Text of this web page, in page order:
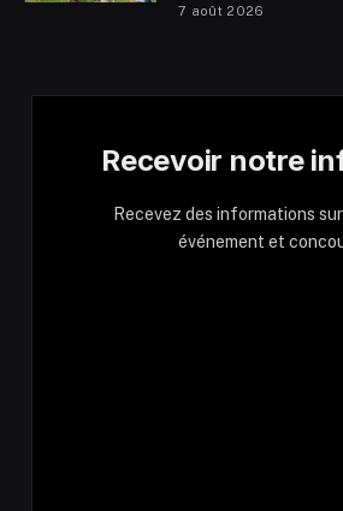
7 août 2026
Recevoir notre
Recevez des informations
événement et